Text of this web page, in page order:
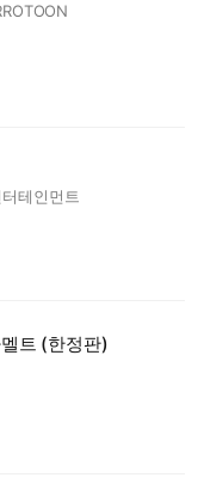
테인먼트
트 (한정판)